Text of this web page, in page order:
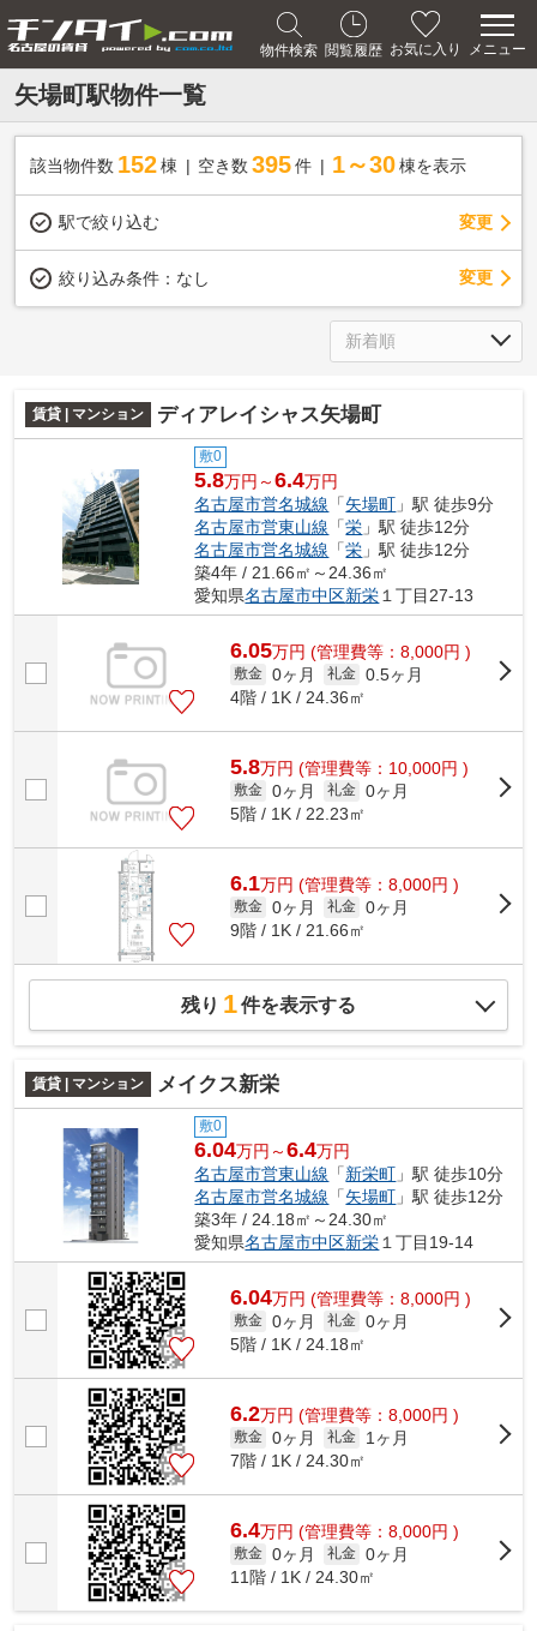
物件検索 閲覧履歴 お気に入り メニュー
矢場町駅物件一覧
該当物件数 152棟 空き数 395 件 1～30 棟を表示
駅で絞り込む 変更
絞り込み条件： なし 変更
賃貸 | マンション ディアレイシャス矢場町
敷0
5.8万円～6.4万円
名古屋市営名城線 「矢場町 」駅 徒歩9分
名古屋市営東山線 「栄 」駅 徒歩12分
名古屋市営名城線 「栄 」駅 徒歩12分
築4年 / 21.66㎡～24.36㎡
愛知県名古屋市中区新栄１丁目27-13
6.05万円 (管理費等：8,000円 )
敷金 0ヶ月 礼金 0.5ヶ月
4階 / 1K / 24.36㎡
5.8万円 (管理費等：10,000円 )
敷金 0ヶ月 礼金 0ヶ月
5階 / 1K / 22.23㎡
6.1万円 (管理費等：8,000円 )
敷金 0ヶ月 礼金 0ヶ月
9階 / 1K / 21.66㎡
残り 1件を表示する
賃貸 | マンション メイクス新栄
敷0
6.04万円～6.4万円
名古屋市営東山線 「新栄町 」駅 徒歩10分
名古屋市営名城線 「矢場町 」駅 徒歩12分
築3年 / 24.18㎡～24.30㎡
愛知県名古屋市中区新栄 １丁目19-14
6.04万円 (管理費等：8,000円 )
敷金 0ヶ月 礼金 0ヶ月
5階 / 1K / 24.18㎡
6.2万円 (管理費等：8,000円 )
敷金 0ヶ月 礼金
1ヶ月
7階 / 1K / 24.30㎡
6.4万円 (管理費等：8,000円 )
敷金 0ヶ月 礼金 0ヶ月
11階 / 1K / 24.30㎡